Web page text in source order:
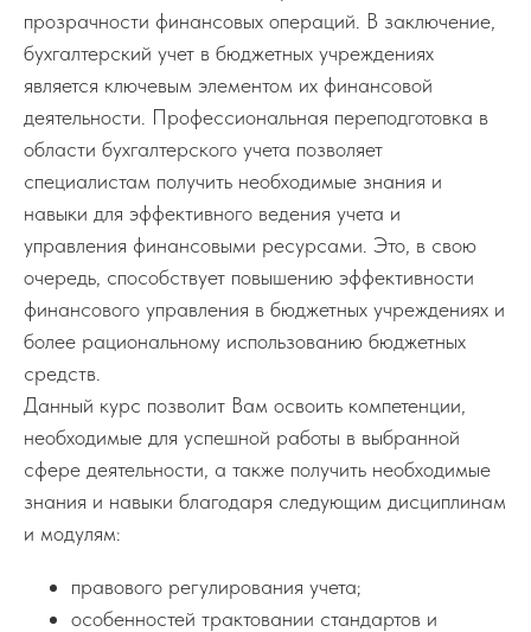
прозрачности финансовых операций. В заключение,
бухгалтерский учет в бюджетных учреждениях
является ключевым элементом их финансовой
деятельности. Профессиональная переподготовка в
области бухгалтерского учета позволяет
специалистам получить необходимые знания и
навыки для эффективного ведения учета и
управления финансовыми ресурсами. Это, в свою
очередь, способствует повышению эффективности
финансового управления в бюджетных учреждениях и
более рациональному использованию бюджетных
средств.
Данный курс позволит Вам освоить компетенции,
необходимые для успешной работы в выбранной
сфере деятельности, а также получить необходимые
знания и навыки благодаря следующим дисциплинам
и модулям:
правового регулирования учета;
особенностей трактовании стандартов и